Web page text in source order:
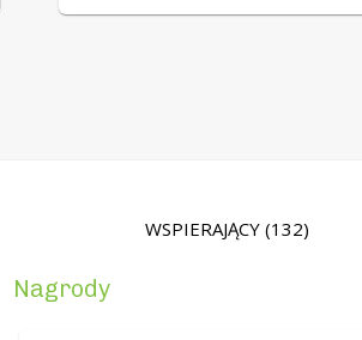
WSPIERAJĄCY (132)
Nagrody